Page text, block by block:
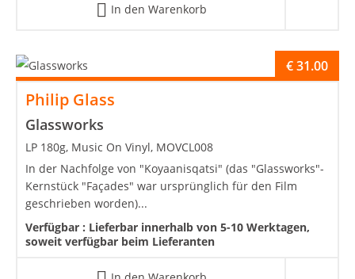
In den Warenkorb
Philip Glass
Glassworks
€31.00
LP 180g, Music On Vinyl, MOVCL008
In der Nachfolge von "Koyaanisqatsi" (das "Glassworks"-
Kernstück "Façades" war ursprünglich für den Film
geschrieben worden)...
Verfügbar : Lieferbar innerhalb von 5-10 Werktagen,
soweit verfügbar beim Lieferanten